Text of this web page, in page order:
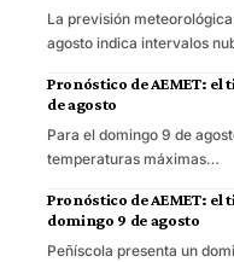
La previsión
agosto indica intervalos
Pronóstico de AEMET: el
de agosto
Para el domingo 9 de
temperaturas máximas…
Pronóstico de AEMET: el
domingo 9 de agosto
Peñíscola presenta un